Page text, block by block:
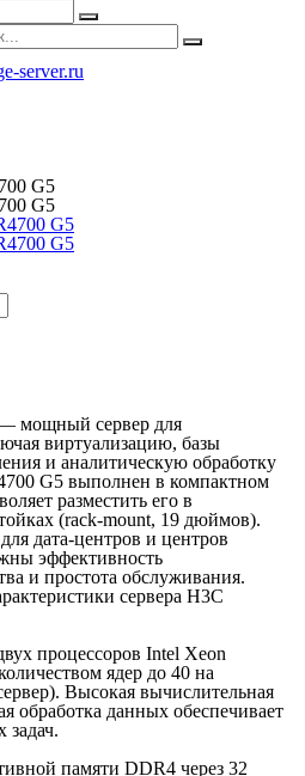
server.ru
G5
G5
мощный сервер для
виртуализацию, базы
и аналитическую обработку
G5 выполнен в компактном
разместить его в
(rack-mount, 19 дюймов).
дата-центров и центров
эффективность
и простота обслуживания.
сервера H3C
процессоров Intel Xeon
ядер до 40 на
Высокая вычислительная
обработка данных обеспечивает
задач.
памяти DDR4 через 32